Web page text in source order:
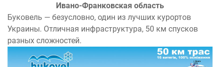
Ивано-Франковская область
Буковель — безусловно, один из лучших курортов
Украины. Отличная инфраструктура, 50 км спусков
разных сложностей.